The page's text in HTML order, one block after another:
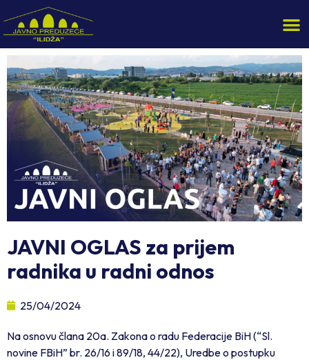
JAVNI OGLAS za prijem
radnika u radni odnos
25/04/2024
Na osnovu člana 20a. Zakona o radu Federacije BiH (“Sl.
novine FBiH” br. 26/16 i 89/18, 44/22), Uredbe o postupku